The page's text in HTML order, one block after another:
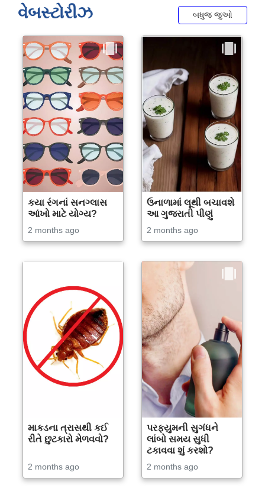
વેબસ્ટોરીઝ બધુજ જુઓ
કયા રંગનાં સનગ્લાસ
આંખો માટે યોગ્ય?
2 months ago
ઉનાળામાં લૂથી બચાવશે
આ ગુજરાતી પીણું
2 months ago
માકડના ત્રાસથી કઈ
રીતે છુટકારો મેળવવો?
2 months ago
પરફ્યુમની સુગંધને
લાંબો સમય સુધી
ટકાવવા શું કરશો?
2 months ago